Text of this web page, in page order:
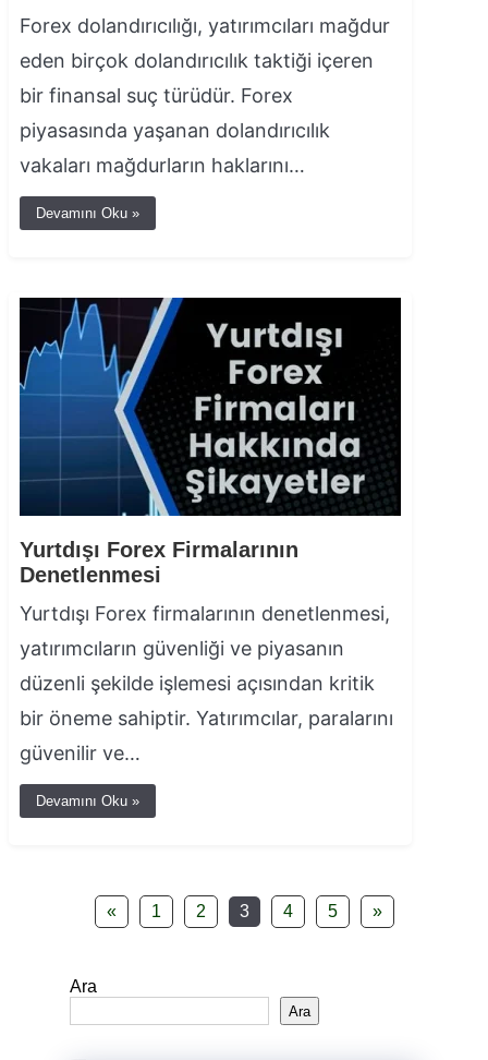
Forex dolandırıcılığı, yatırımcıları mağdur
eden birçok dolandırıcılık taktiği içeren
bir finansal suç türüdür. Forex
piyasasında yaşanan dolandırıcılık
vakaları mağdurların haklarını…
Devamını Oku »
Yurtdışı Forex Firmalarının
Denetlenmesi
Yurtdışı Forex firmalarının denetlenmesi,
yatırımcıların güvenliği ve piyasanın
düzenli şekilde işlemesi açısından kritik
bir öneme sahiptir. Yatırımcılar, paralarını
güvenilir ve…
Devamını Oku »
« 1 2 3 4 5 »
Ara
Ara